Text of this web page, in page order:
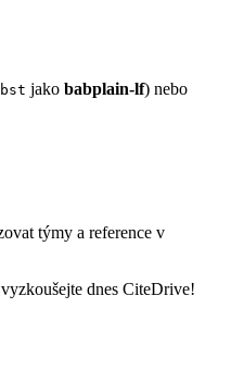
jako babplain-lf) nebo
týmy a reference v
dnes CiteDrive!